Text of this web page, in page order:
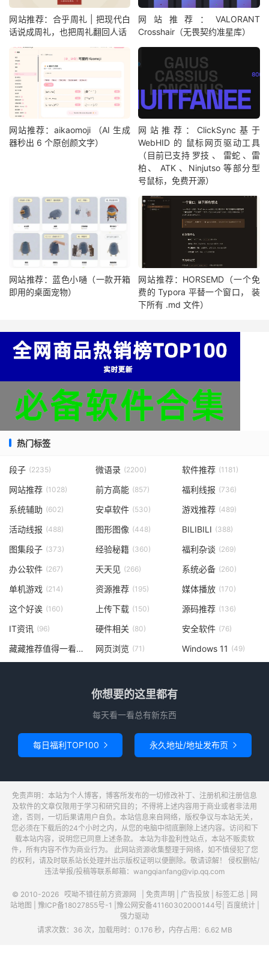
网站推荐：合乎周礼 | 把现代白
话说成周礼，也把周礼翻回人话
网站推荐：VALORANT
Crosshair（无畏契约准星库）
网站推荐：aikaomoji （AI 生成
器秒出 6 个原创颜文字）
网站推荐：ClickSync基于
WebHID 的 鼠标网页驱动工具
（目前已支持 罗技 、 雷蛇 、雷
柏、 ATK 、Ninjutso 等部分型
号鼠标，免费开源）
网站推荐：蓝色小嗵（一款开箱
即用的桌面宠物）
网站推荐：HORSEMD（一个免
费的 Typora 平替一个窗口， 装
下所有 .md 文件）
热门标签
段子 (2235) 微语录 (2200) 软件推荐 (1181)
网站推荐 (1028) 前方高能 (857) 福利线报 (736)
系统辅助 (602) 安卓软件 (530) 游戏推荐 (489)
活动线报 (488) 图形图像 (448) BILIBILI (388)
图集段子 (373) 经验秘籍 (360) 福利杂谈 (269)
办公软件 (267) 天天见 (266) 系统必备 (260)
单机游戏 (214) 资源推荐 (195) 媒体播放 (170)
这个好诶 (160) 上传下载 (150) 源码推荐 (136)
IT资讯 (96) 硬件相关 (80) 安全软件 (76)
藏藏推荐值得一看 网页浏览 (71) Windows 11 (49)
你想要的这里都有
每天看一看总有新东西
每日福利TOP100  永久地址/地址发布页 
免责声明：本站为个人博客，博客所发布的一切修改补丁、注册机和注册信息
及软件的文章仅限用于学习和研究目的；不得将上述内容用于商业或者非法用
途，否则，一切后果请用户自负。本站信息来自网络，版权争议与本站无关，
您必须在下载后的24个小时之内，从您的电脑中彻底删除上述内容。访问和下
载本站内容，说明您已同意上述条款。 本站为非盈利性站点，本站不贩卖软
件，所有内容不作为商业行为。 此网站资源收集整理于网络，如不慎侵犯了您
的权利，请及时联系站长处理并出示版权证明以便删除。敬请谅解！ 侵权删帖/
违法举报/投稿等联系邮箱：wangqianfang@vip.qq.com
© 2010-2026 哎呦不错往前方资源网 免责声明 广告投放| 标签汇总
网
站地图
豫ICP备18027855号-1 豫公网安备41160302000144号 百度统计|
强力驱动
请求次数：36 次，加载用时：0.176 秒，内存占用：6.62 MB